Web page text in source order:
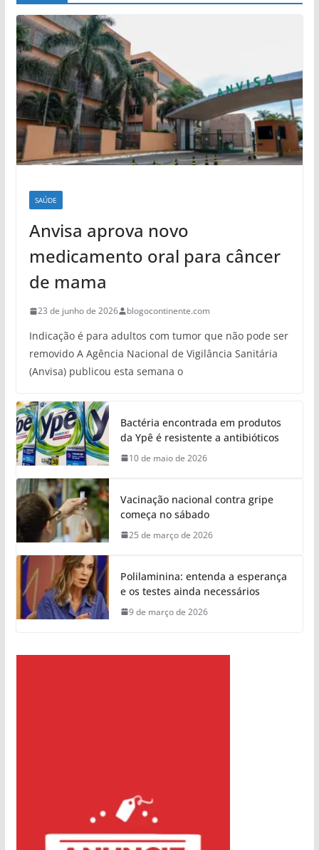
SAÚDE
Anvisa aprova novo
medicamento oral para câncer
de mama
23 de junho de 2026 blogocontinente.com
Indicação é para adultos com tumor que não pode ser
removido A Agência Nacional de Vigilância Sanitária
(Anvisa) publicou esta semana o
Bactéria encontrada em produtos
da Ypê é resistente a antibióticos
10 de maio de 2026
Vacinação nacional contra gripe
começa no sábado
25 de março de 2026
Polilaminina: entenda a esperança
e os testes ainda necessários
9 de março de 2026